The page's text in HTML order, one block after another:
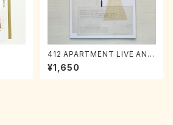
412 APARTMENT LIVE AN E
XCITING VOL.1
¥1,650